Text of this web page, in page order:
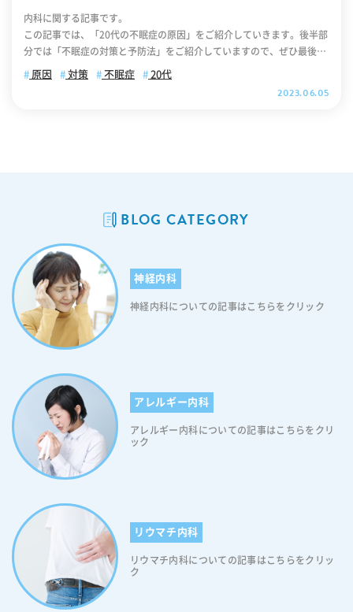
く知りたい方は「血糖値スパイクとは？症状や原因、糖尿病との関係を
解説」をご覧ください。 食後の眠気対策について 身体にちょっとした
刺激や緊張を与えることで、人間が活動的になるときに働く「交感神経
が優位になり、眠気の解消につながります。ここでは、どのような対策
し、集中力を保つことができます。ただし、適切な摂取量を守ることが
大切です。過剰なカフェイン摂取は不快感や不眠症の原因となる可能性
があるため、注意が必要です。 【食後のひどい眠気を解消するための対
策3】ストレッチ 食事後に軽いストレッチを行うことで、血液の循環を
促進し、消化をサポートします。また、ストレッチは筋肉の緊張をほぐ
し、眠気を感じにくくするのに役立ちます。食後10〜15分の軽いストレ
ッチを習慣にすることで、食後の眠気を軽減し、エネルギーを保ちやす
するための対策4】ガムを噛む 噛む行為は唾液の分泌を刺激し、消化を
サポートします。また、噛むことによって口腔内の血液循環が促進され
るため、脳への酸素供給が増え、覚醒感が高まることがあります。これ
により、眠気を和らげる助けとなります。ただし、過度なガムの噛み過
ぎには注意が必要です。ガムを日常的に何回も強く噛みすぎると筋肉が
痛み、顎関節症の症状が出てくる可能性があります。ですので、過度な
「ご飯」などの炭水化物から食べるのではなく、まずは野菜やキノコ、
大豆食品などから食べることで、血糖値の急激な上昇を防げます。炭水
化物や甘いものを最初に摂ると、血糖値が急上昇し、その後の急降下が
眠気を引き起こす原因となりますので、ご注意ください。 【食後のひど
い眠気を解消するための対策6】腹八分目に抑える 過度な食べ過ぎは、
血糖値の上昇につながります。したがって食事をする際は、食後の眠気
・ホルモンの変動 ・睡眠環境の変化 ・持病や薬物の副作用 これらの要
因が組み合わさることで、睡眠の質が低下し、不眠症の症状が現れるこ
「早期覚醒」の問題を抱えることが増えます。これは、睡眠の浅さや睡
眠構造の変化によるものです。早期覚醒は不眠症の一形態であり、十分
な睡眠時間を確保できないことがストレスや不眠症の悪化につながる場
合があります。 【更年期の不眠：睡眠パターンの変化と不眠症の関係
2】睡眠量の減少 年齢と共に、一晩の睡眠時間が減少する傾向がありま
す。これは、深い睡眠やREM睡眠の時間が減少するため、睡眠の質が低
下する要因となります。なお、睡眠量の減少は、不眠症の発症リスクを
の関係3】睡眠の断片化 年齢と共に、「夜間に何度も目が覚める頻度」
が増加します。これにより、睡眠の連続性が損なわれ、不眠症の症状が
現れることがあります。また、睡眠中の呼吸障害や運動障害が原因で睡
眠が断片化することもあります。 【更年期の不眠：睡眠パターンの変化
と不眠症の関係4】睡眠の質の低下 年齢と共に、眠りの質が低下する傾
向があります。「深い睡眠」や「回復力のある睡眠」の時間が減少し、
代わりに「浅い眠り」や「目覚めやすさ」が増えることがあります。な
低下などを引き起こす可能性があります。 40代から50代の方は、これ
らの睡眠パターンの変化に注意を払う必要があります。もし不眠症の症
状が現れた場合は、放置せずに早めに医療機関を受診し、適切な治療を
受けてください。不眠症は重要な疾患であり、放置すると健康に深刻な
影響を及ぼす可能性があります。そのため、適切な専門医やクリニック
を選び、早期に診断と治療を受けることが重要です。 40代から50代の
方の不眠症と生活習慣の関係 40代から50代の方の不眠症の原因の一つ
内科に関する記事です。
この記事では、「20代の不眠症の原因」をご紹介していきます。後半部
分では「不眠症の対策と予防法」をご紹介していますので、ぜひ最後ま
でご覧ください。 .cv_box { text-align: center; } .cv_box a{ text-deco
static/user/images/common/icon_link_w.svg"); width: 15px; heigh
不眠症は日本の国民病 不眠症の一般的な症状と原因 20代に特有の不眠
症の原因 不眠症の対策と予防法 不眠症は医師の診察に基づく早期治療
が重要です 不眠症は日本の国民病 不眠症は、日本において「国民病」
とされています。近年、不眠症の発生率は増加傾向にあり、多くの方々
が睡眠障害を抱えています。日本では、一般成人の30〜40％が何らかの
不眠症状を有しており、特に女性に多いことが知られています。なお、
不眠症状は加齢とともに増加し、60歳以上では半数以上の方で認められ
ておりますので、ご興味のある方はご覧ください。 不眠症の一般的な
症状と原因 不眠症とは、入眠困難、中途覚醒、早朝覚醒、熟睡障害によ
って、その人にとって必要な睡眠時間が十分に取れないことや“睡眠の
質”が低下することで、日中に倦怠感・意欲低下・集中力低下・食欲低
下などの不調が出現する病気です。不眠は、眠気、倦怠感、集中力低
下、抑うつや不安などの精神症状を引き起こし、その結果として生産性
の低下、交通事故の増加など、様々な人的及び社会経済的損失をもたら
など、睡眠に関して気になる症状がある方は、早い段階で医療機関に相
談することをお勧めします。なお、不眠症の原因はストレス・心や身体
の病気・薬の副作用など様々です。以下、不眠症を引き起こす主な原因
になります。 【不眠症の原因1】心理的原因 何らかのストレスに関連し
て起こる不眠です。 【不眠症の原因1】身体的原因 身体の病気や症状が
原因で起こる不眠です。 【不眠症の原因3】薬理学的原因 服用している
原因 対策 不眠症 20代
2023.06.05
BLOG CATEGORY
神経内科
神経内科についての記事はこちらをクリック
アレルギー内科
アレルギー内科についての記事はこちらをクリ
ック
リウマチ内科
リウマチ内科についての記事はこちらをクリッ
ク